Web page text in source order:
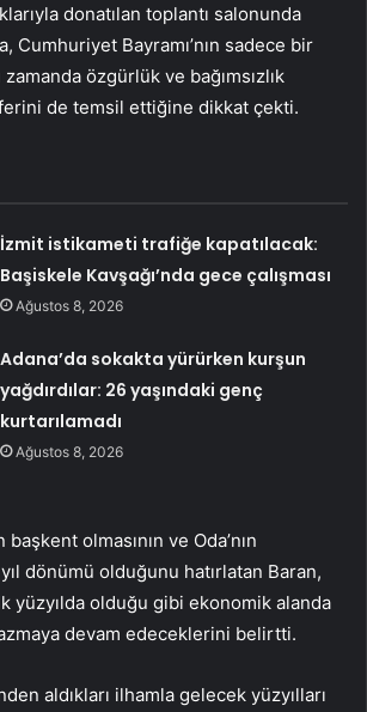
donatılan toplantı salonunda
Cumhuriyet Bayramı’nın sadece bir
özgürlük ve bağımsızlık
de temsil ettiğine dikkat çekti.
İzmit istikameti trafiğe kapatılacak:
Başiskele Kavşağı’nda gece çalışması
Ağustos 8, 2026
Adana’da sokakta yürürken kurşun
yağdırdılar: 26 yaşındaki genç
kurtarılamadı
Ağustos 8, 2026
başkent olmasının ve Oda’nın
dönümü olduğunu hatırlatan Baran,
yüzyılda olduğu gibi ekonomik alanda
devam edeceklerini belirtti.
aldıkları ilhamla gelecek yüzyılları